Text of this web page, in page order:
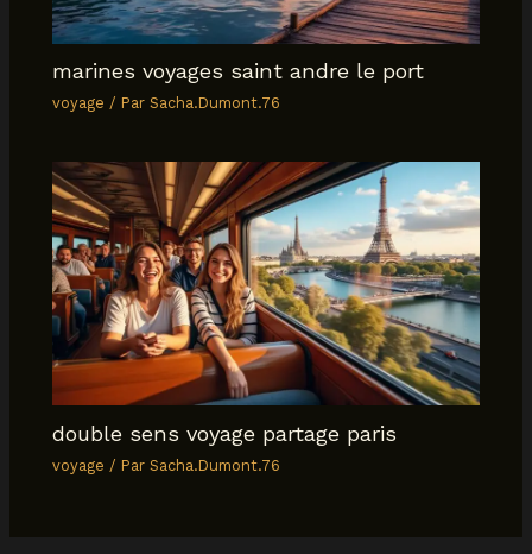
marines voyages saint andre le port
voyage / ParSacha.Dumont.76
double sens voyage partage paris
voyage / ParSacha.Dumont.76